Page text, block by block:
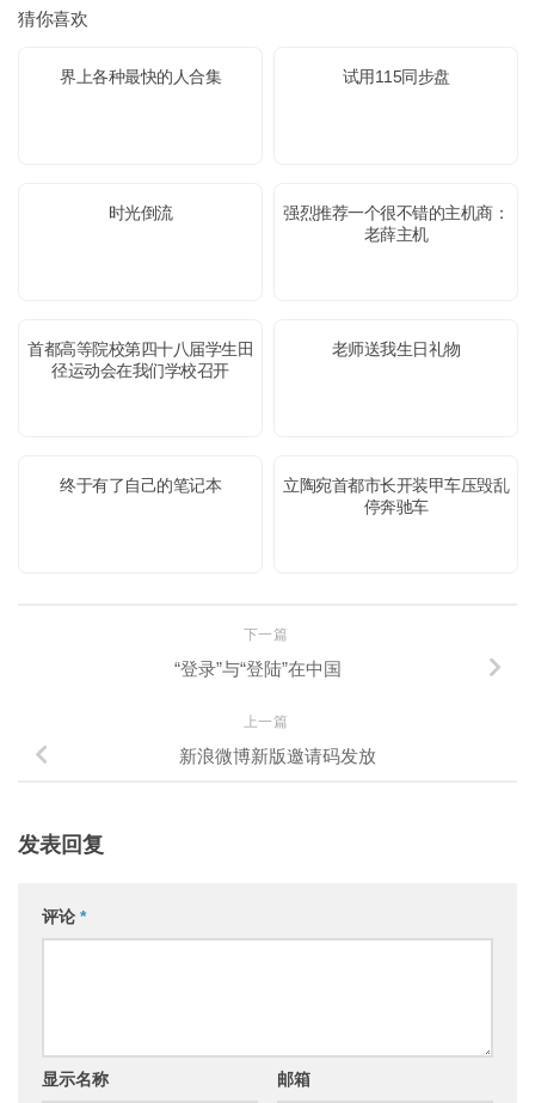
猜你喜欢
界上各种最快的人合集 试用115同步盘
时光倒流
强烈推荐一个很不错的主机商：
老薛主机
首都高等院校第四十八届学生田
径运动会在我们学校召开
老师送我生日礼物
终于有了自己的笔记本
立陶宛首都市长开装甲车压毁乱
停奔驰车
下一篇
“登录”与“登陆”在中国
上一篇
新浪微博新版邀请码发放
发表回复
评论 *
显示名称 邮箱